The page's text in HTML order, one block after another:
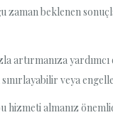
zaman beklenen
artırmanıza
veya
hizmeti almanız